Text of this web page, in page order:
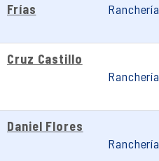
Frías
Ranchería
Cruz Castillo
Ranchería
Daniel Flores
Ranchería